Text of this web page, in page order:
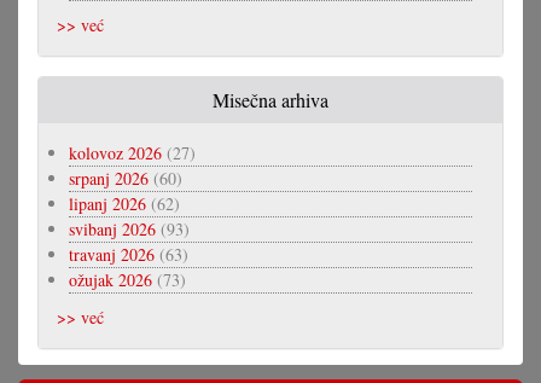
>> već
Misečna arhiva
kolovoz 2026 (27)
srpanj 2026 (60)
lipanj 2026 (62)
svibanj 2026 (93)
travanj 2026 (63)
ožujak 2026 (73)
>> već